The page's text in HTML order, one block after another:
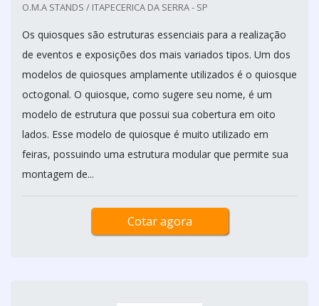
O.M.A STANDS / ITAPECERICA DA SERRA - SP
Os quiosques são estruturas essenciais para a realização
de eventos e exposições dos mais variados tipos. Um dos
modelos de quiosques amplamente utilizados é o quiosque
octogonal. O quiosque, como sugere seu nome, é um
modelo de estrutura que possui sua cobertura em oito
lados. Esse modelo de quiosque é muito utilizado em
feiras, possuindo uma estrutura modular que permite sua
montagem de...
Cotar agora